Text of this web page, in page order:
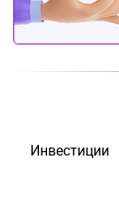
Инвестиции